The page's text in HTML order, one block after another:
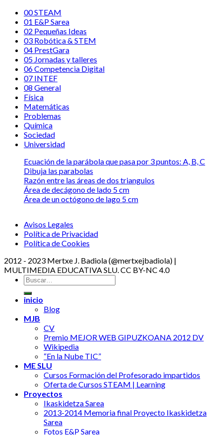
00 STEAM
01 E&P Sarea
02 Pequeñas Ideas
03 Robótica & STEM
04 PrestGara
05 Jornadas y talleres
06 Competencia Digital
07 INTEF
08 General
Física
Matemáticas
Problemas
Química
Sociedad
Universidad
Ecuación de la parábola que pasa por 3 puntos: A, B, C
Dibuja las parabolas
Razón entre las áreas de dos triangulos
Área de decágono de lado 5 cm
Área de un octógono de lago 5 cm
Avisos Legales
Política de Privacidad
Política de Cookies
2012 - 2023 Mertxe J. Badiola (@mertxejbadiola) |
MULTIMEDIA EDUCATIVA SLU. CC BY-NC 4.0
inicio
Blog
MJB
CV
Premio MEJOR WEB GIPUZKOANA 2012 DV
Wikipedia
“En la Nube TIC”
ME SLU
Cursos Formación del Profesorado impartidos
Oferta de Cursos STEAM | Learning
Proyectos
Ikaskidetza Sarea
2013-2014 Memoria final Proyecto Ikaskidetza
Sarea
Fotos E&P Sarea